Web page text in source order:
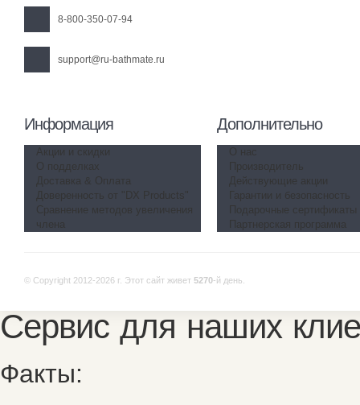
8-800-350-07-94
support@ru-bathmate.ru
Информация
Акции и скидки
О подделках
Доставка & Оплата
Доверенность от "DX Products"
Сравнение методов увеличения
члена
Дополнительно
О нас
Производитель
Действующие акции
Гарантии и безопасность
Подарочные сертификаты
Партнерская программа
© Copyright 2012-2026 г. Этот сайт живет 5270-й день.
Сервис для наших
Факты: